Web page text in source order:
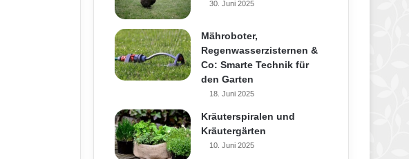
30. Juni 2025
Mähroboter,
Regenwasserzisternen &
Co: Smarte Technik für
den Garten
18. Juni 2025
Kräuterspiralen und
Kräutergärten
10. Juni 2025